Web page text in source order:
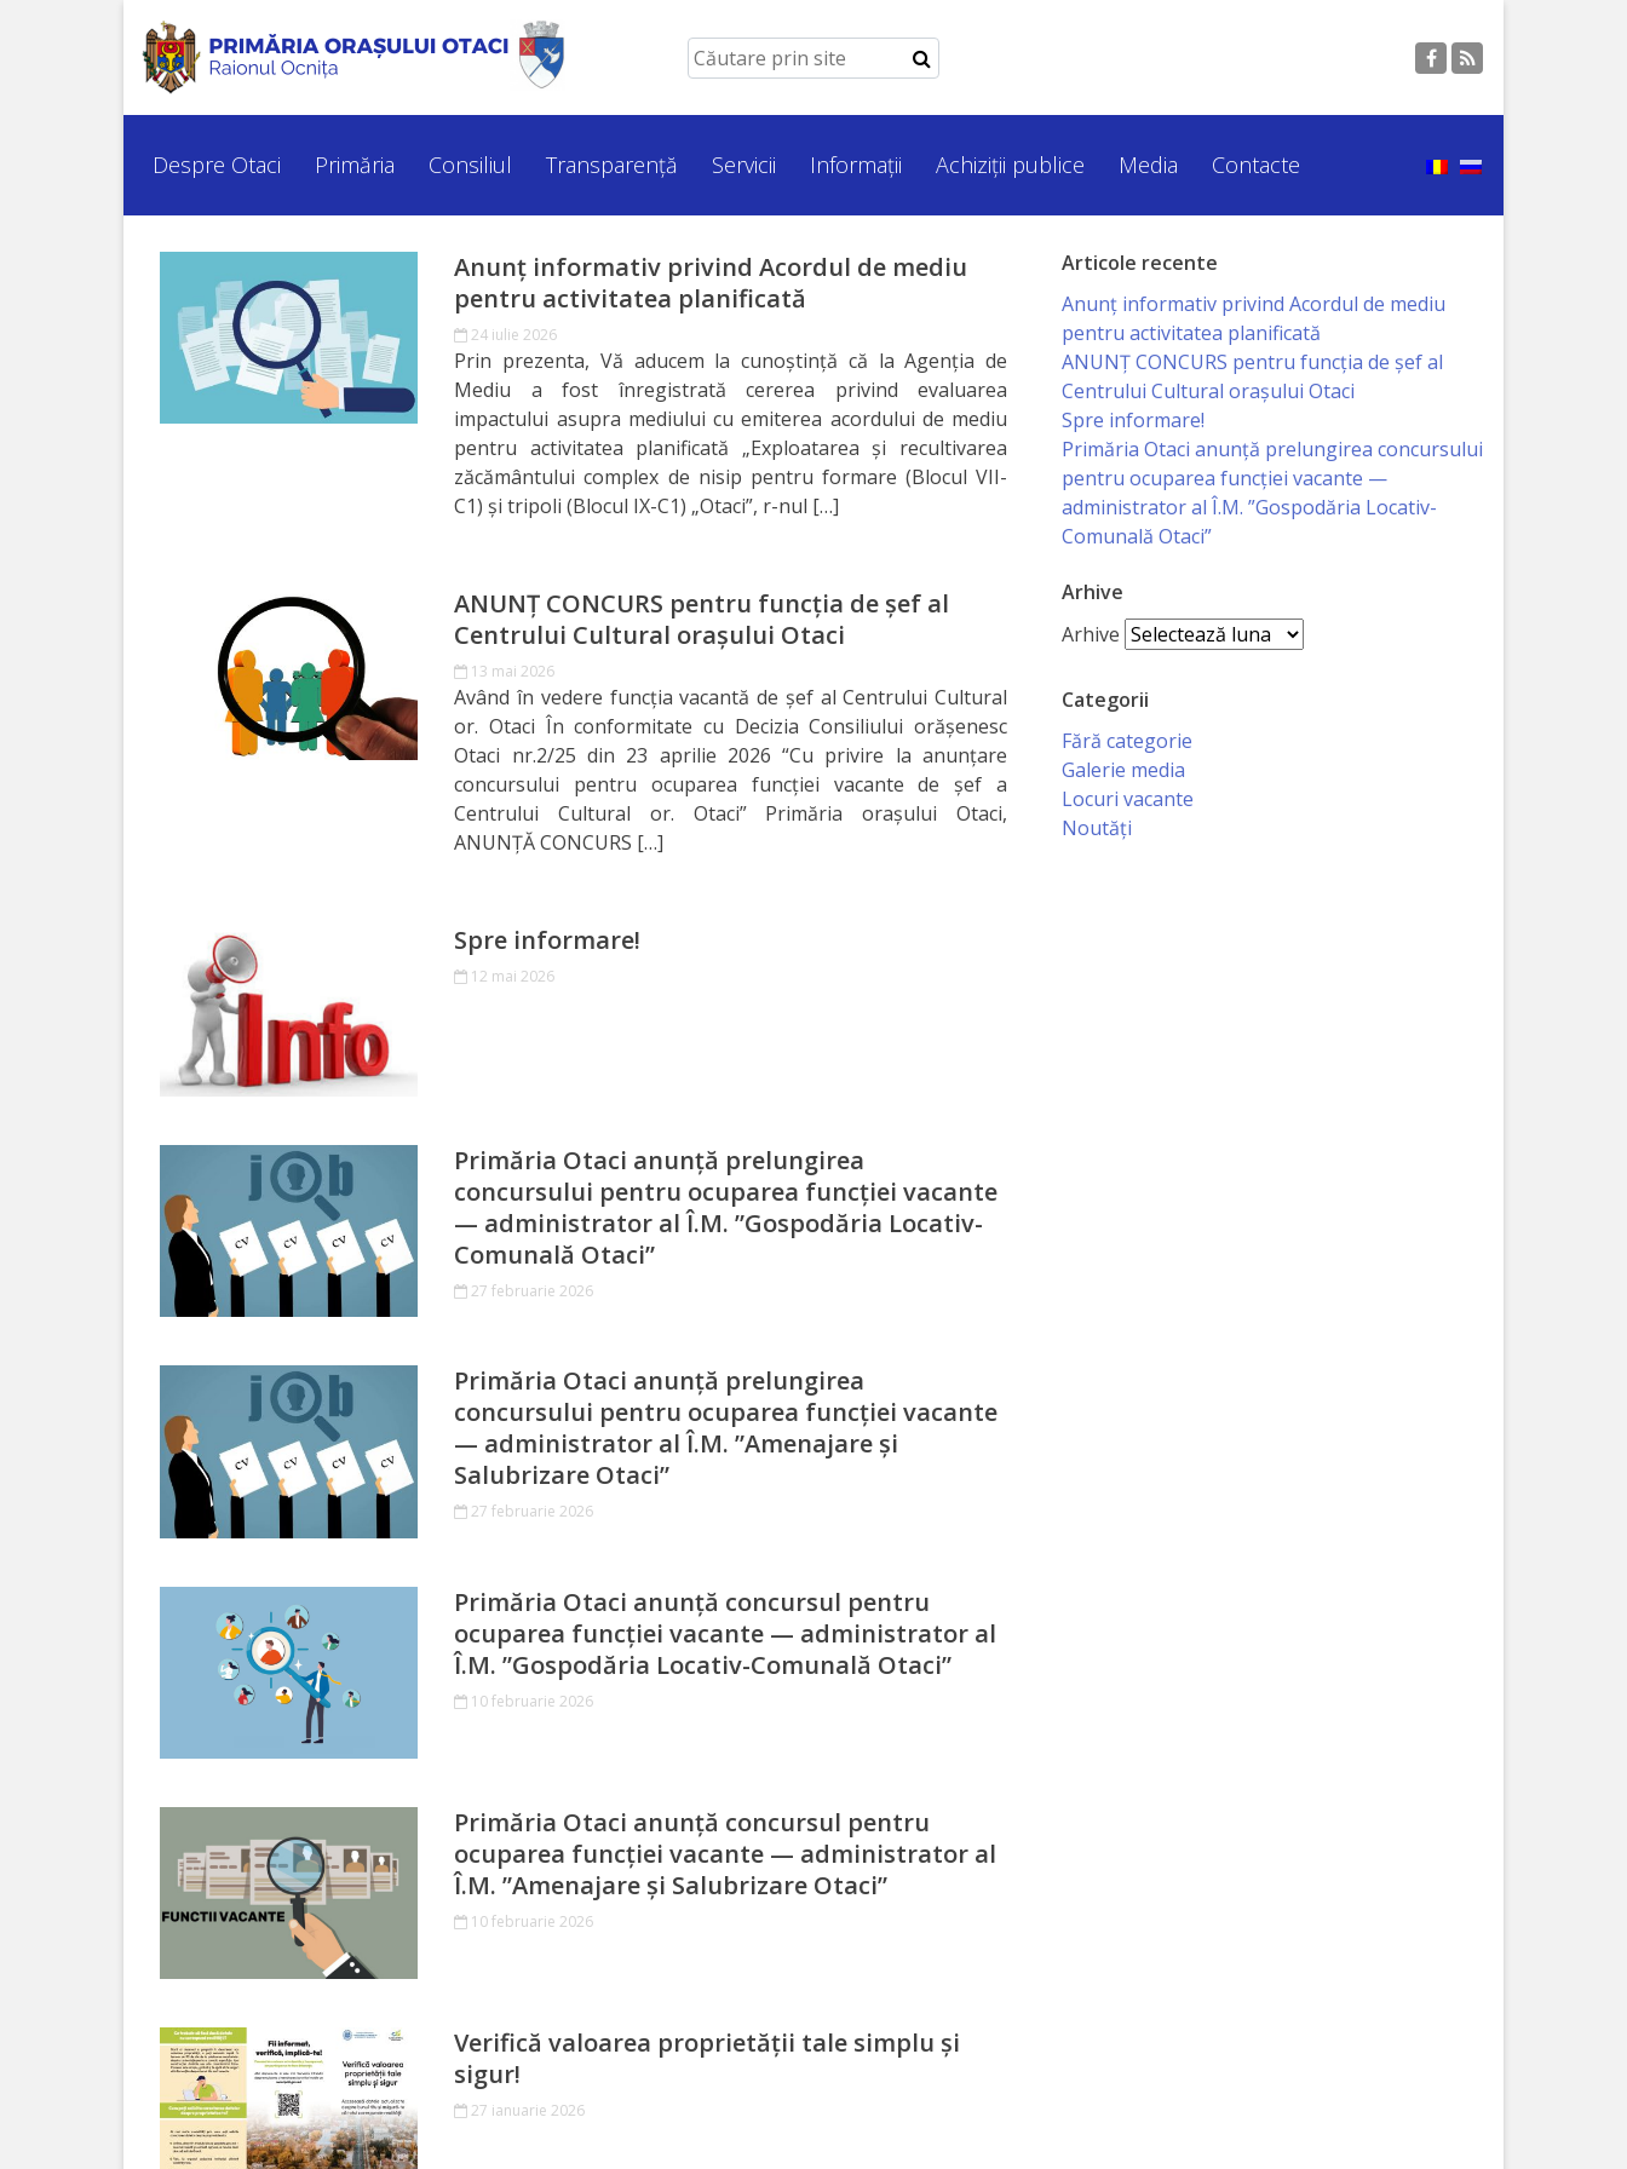
Istoria
orașului
Simbolurile
Personalități
«Солнышко».
№2*Родничок*
г.Отачь
Aparatul
primăriei
Regulamentul
Organigrama
primarului
Secretarul
consiliului
consiliului
Regulamentul
consiliului
Despre Otaci Primăria Consiliul Transparență Servicii Informații Achiziții publice Media Contacte
Anunț informativ privind Acordul de mediu
pentru activitatea planificată
24 iulie 2026
Prin prezenta, Vă aducem la cunoștință că la Agenția de
Mediu a fost înregistrată cererea privind evaluarea
impactului asupra mediului cu emiterea acordului de mediu
pentru activitatea planificată „Exploatarea și recultivarea
zăcământului complex de nisip pentru formare (Blocul VII-
C1) și tripoli (Blocul IX-C1) „Otaci”, r-nul […]
ANUNŢ CONCURS pentru funcţia de şef al
Centrului Cultural oraşului Otaci
13 mai 2026
Având în vedere funcţia vacantă de şef al Centrului Cultural
or. Otaci În conformitate cu Decizia Consiliului orăşenesc
Otaci nr.2/25 din 23 aprilie 2026 “Cu privire la anunţare
concursului pentru ocuparea funcţiei vacante de șef a
Centrului Cultural or. Otaci” Primăria oraşului Otaci,
ANUNŢĂ CONCURS […]
Spre informare!
12 mai 2026
Primăria Otaci anunță prelungirea
concursului pentru ocuparea funcției vacante
— administrator al Î.M. ”Gospodăria Locativ-
Comunală Otaci”
27 februarie 2026
Primăria Otaci anunță prelungirea
concursului pentru ocuparea funcției vacante
— administrator al Î.M. ”Amenajare și
Salubrizare Otaci”
27 februarie 2026
Primăria Otaci anunță concursul pentru
ocuparea funcției vacante — administrator al
Î.M. ”Gospodăria Locativ-Comunală Otaci”
10 februarie 2026
Primăria Otaci anunță concursul pentru
ocuparea funcției vacante — administrator al
Î.M. ”Amenajare și Salubrizare Otaci”
10 februarie 2026
Verifică valoarea proprietății tale simplu și
sigur!
27 ianuarie 2026
Articole recente
Anunț informativ privind Acordul de mediu
pentru activitatea planificată
ANUNŢ CONCURS pentru funcţia de şef al
Centrului Cultural oraşului Otaci
Spre informare!
Primăria Otaci anunță prelungirea concursului
pentru ocuparea funcției vacante —
administrator al Î.M. ”Gospodăria Locativ-
Comunală Otaci”
Arhive
Arhive
Categorii
Fără categorie
Galerie media
Locuri vacante
Noutăți